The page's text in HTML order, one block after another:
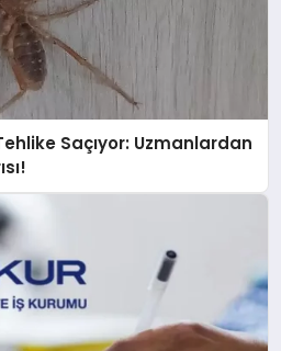
Saçıyor: Uzmanlardan